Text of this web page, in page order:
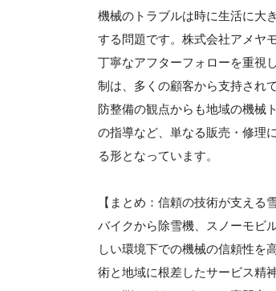
機械のトラブルは時に生活に大
する問題です。株式会社アメヤ
丁寧なアフターフォローを重視
制は、多くの顧客から支持され
防整備の観点からも地域の機械
の指導など、単なる販売・修理
る形となっています。
【まとめ：信頼の技術が支える
バイクから除雪機、スノーモビ
しい環境下での機械の信頼性を
術と地域に根差したサービス精